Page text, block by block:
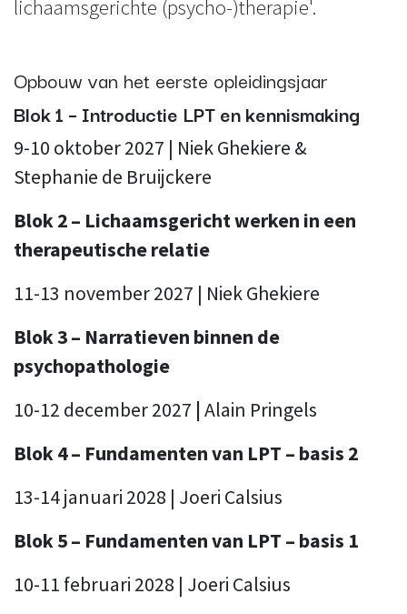
lichaamsgerichte (psycho-)therapie'.
Opbouw van het eerste opleidingsjaar
Blok 1 – Introductie LPT en kennismaking
9-10 oktober 2027 | Niek Ghekiere &
Stephanie de Bruijckere
Blok 2 – Lichaamsgericht werken in een
therapeutische relatie
11-13 november 2027 | Niek Ghekiere
Blok 3 – Narratieven binnen de
psychopathologie
10-12 december 2027 Alain Pringels
Blok 4 – Fundamenten van LPT – basis 2
13-14 januari 2028 | Joeri Calsius
Blok 5 – Fundamenten van LPT – basis 1
10-11 februari 2028 | Joeri Calsius